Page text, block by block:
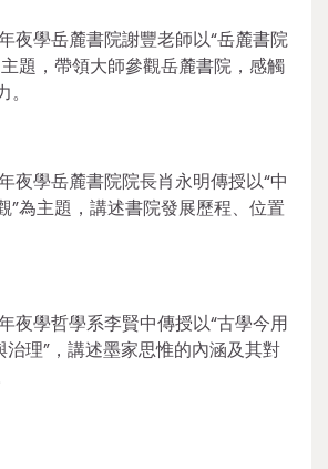
夜學岳麓書院謝豐老師以“岳麓書院
題，帶領大師參觀岳麓書院，感觸
夜學岳麓書院院長肖永明傳授以“中
”為主題，講述書院發展歷程、位置
夜學哲學系李賢中傳授以“古學今用
理”，講述墨家思惟的內涵及其對